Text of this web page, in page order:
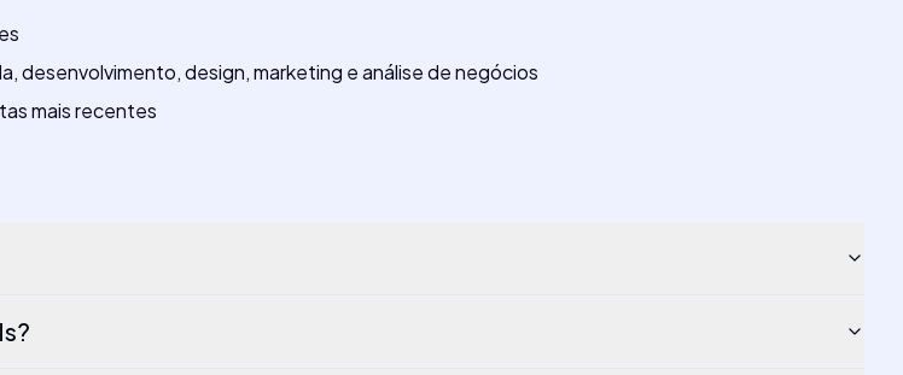
desenvolvimento, design, marketing e análise de negócios
mais recentes